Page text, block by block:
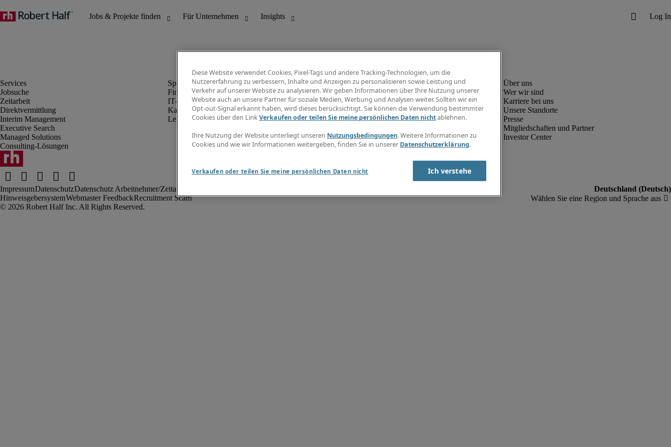
Jobsuche
Zeitarbeit
Direktvermittlung
Interim Management
Executive Search
Managed Solutions
Consulting-Lösungen
Finanz- & Rechnungswesen
IT-Bereich
Kaufmännischer Bereich
Legal
Info Center
Jobübersicht
Gehaltsübersicht
E-Learning
Wer wir sind
Karriere bei uns
Unsere Standorte
Presse
Mitgliedschaften und Partner
Investor Center
ImpressumDatenschutzDatenschutz Arbeitnehmer/Zeitarbeitskräfte
HinweisgebersystemWebmaster FeedbackRecruitment Scam
Diese Website verwendet Cookies, Pixel-Tags und andere Tracking-Technologien, um die
Nutzererfahrung zu verbessern, Inhalte und Anzeigen zu personalisieren sowie Leistung und
Verkehr auf unserer Website zu analysieren. Wir geben Informationen über Ihre Nutzung unserer
Website auch an unsere Partner für soziale Medien, Werbung und Analysen weiter. Sollten wir ein
Opt-out-Signal erkannt haben, wird dieses berücksichtigt. Sie können die Verwendung bestimmter
Cookies über den LinkVerkaufen oder teilen Sie meine persönlichen Daten nichtablehnen.
Ihre Nutzung der Website unterliegt unseren Nutzungsbedingungen. Weitere Informationen zu
Cookies und wie wir Informationen weitergeben, finden Sie in unserer Datenschutzerklärung.
Verkaufen oder teilen Sie meine persönlichen Daten nicht Ich verstehe